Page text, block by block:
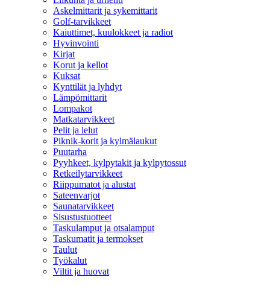
Askelmittarit ja sykemittarit
Golf-tarvikkeet
Kaiuttimet, kuulokkeet ja radiot
Hyvinvointi
Kirjat
Korut ja kellot
Kuksat
Kynttilät ja lyhdyt
Lämpömittarit
Lompakot
Matkatarvikkeet
Pelit ja lelut
Piknik-korit ja kylmälaukut
Puutarha
Pyyhkeet, kylpytakit ja kylpytossut
Retkeilytarvikkeet
Riippumatot ja alustat
Sateenvarjot
Saunatarvikkeet
Sisustustuotteet
Taskulamput ja otsalamput
Taskumatit ja termokset
Taulut
Työkalut
Viltit ja huovat